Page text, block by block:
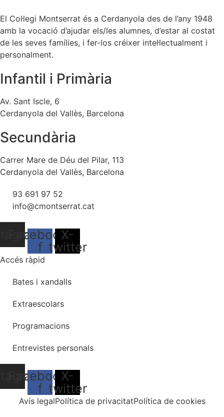
El Col·legi Montserrat és a Cerdanyola des de l’any 1948
amb la vocació d’ajudar els/les alumnes, d’estar al costat
de les seves famílies, i fer-los créixer intel·lectualment i
personalment.
Infantil i Primària
Av. Sant Iscle, 6
Cerdanyola del Vallès, Barcelona
Secundària
Carrer Mare de Déu del Pilar, 113
Cerdanyola del Vallès, Barcelona
93 691 97 52
info@cmontserrat.cat
Facebook-
f
X-
twitter
Accés ràpid
Bates i xandalls
Extraescolars
Programacions
Entrevistes personals
Facebook-
f
X-
twitter
Avís legalPolítica de privacitatPolítica de cookies